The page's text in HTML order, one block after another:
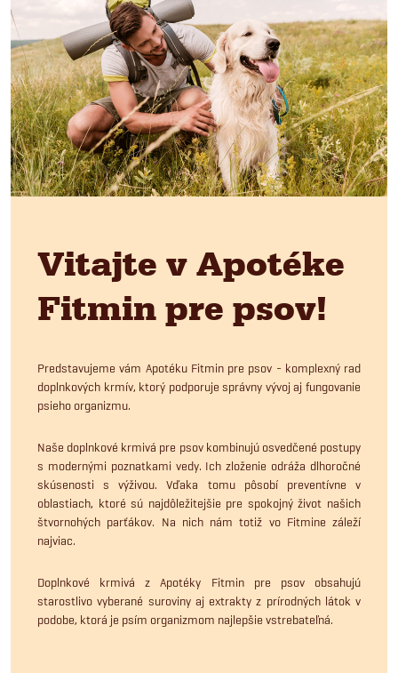
Vitajte v Apotéke
Fitmin pre psov!
Predstavujeme vám Apotéku Fitmin pre psov - komplexný rad
doplnkových krmív, ktorý podporuje správny vývoj aj fungovanie
psieho organizmu.
Naše doplnkové krmivá pre psov kombinujú osvedčené postupy
s modernými poznatkami vedy. Ich zloženie odráža dlhoročné
skúsenosti s výživou. Vďaka tomu pôsobí preventívne v
oblastiach, ktoré sú najdôležitejšie pre spokojný život našich
štvornohých parťákov. Na nich nám totiž vo Fitmine záleží
najviac.
Doplnkové krmivá z Apotéky Fitmin pre psov obsahujú
starostlivo vyberané suroviny aj extrakty z prírodných látok v
podobe, ktorá je psím organizmom najlepšie vstrebateľná.